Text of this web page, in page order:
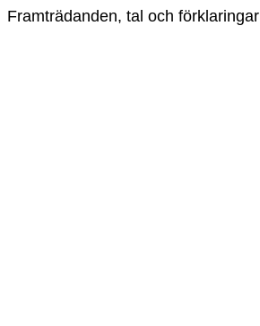
Framträdanden, tal och förklaringar